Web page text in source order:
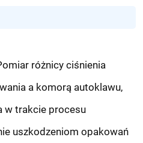
różnicy ciśnienia
a komorą autoklawu,
w trakcie procesu
uszkodzeniom opakowań